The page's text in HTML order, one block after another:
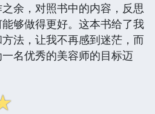
余，对照书中的内容，反思
够做得更好。这本书给了我
法，让我不再感到迷茫，而
名优秀的美容师的目标迈